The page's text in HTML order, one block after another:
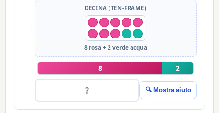
DECINA (TEN-FRAME)
8 rosa + 2 verde acqua
8 2
🔍 Mostra aiuto